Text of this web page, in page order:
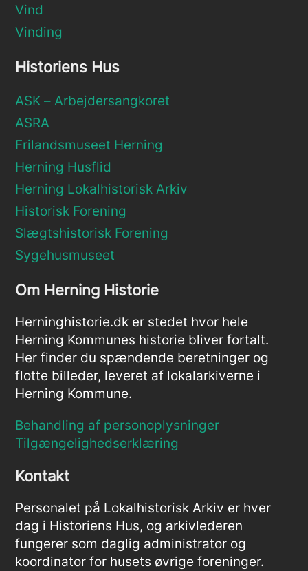
Vind
Vinding
Historiens Hus
ASK – Arbejdersangkoret
ASRA
Frilandsmuseet Herning
Herning Husflid
Herning Lokalhistorisk Arkiv
Historisk Forening
Slægtshistorisk Forening
Sygehusmuseet
Om Herning Historie
Herninghistorie.dk er stedet hvor hele
Herning Kommunes historie bliver fortalt.
Her finder du spændende beretninger og
flotte billeder, leveret af lokalarkiverne i
Herning Kommune.
Behandling af personoplysninger
Tilgængelighedserklæring
Kontakt
Personalet på Lokalhistorisk Arkiv er hver
dag i Historiens Hus, og arkivlederen
fungerer som daglig administrator og
koordinator for husets øvrige foreninger.